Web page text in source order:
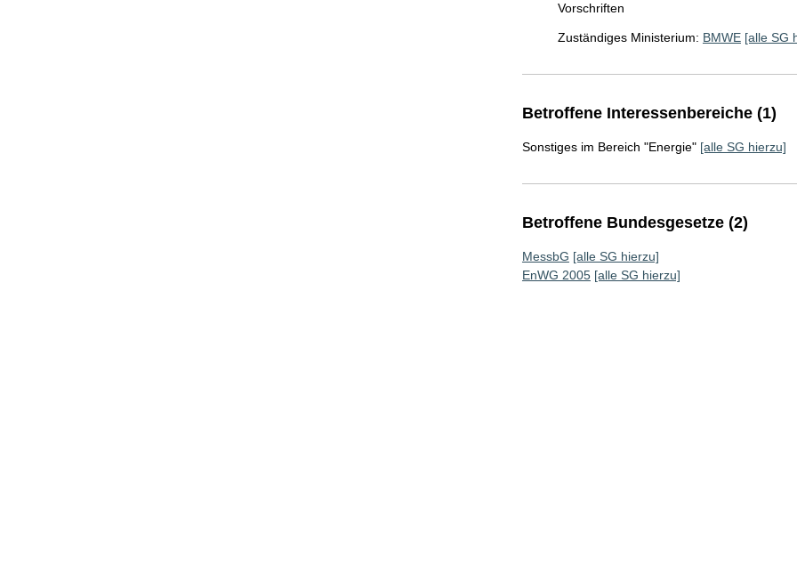
Vorschriften
Zuständiges Ministerium: BMWE [alle SG
Betroffene Interessenbereiche (1)
Sonstiges im Bereich "Energie" [alle SG hierzu]
Betroffene Bundesgesetze (2)
MessbG [alle SG hierzu]
EnWG 2005 [alle SG hierzu]